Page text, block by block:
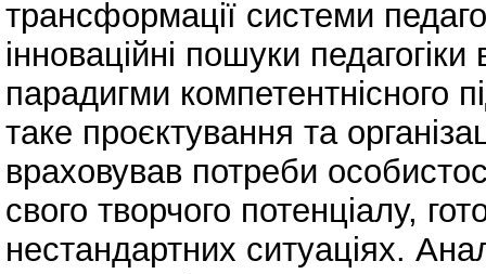
трансформації системи
інноваційні пошуки
парадигми компетентнісного
таке проєктування та
враховував потреби
свого творчого потенціалу,
нестандартних ситуаціях.